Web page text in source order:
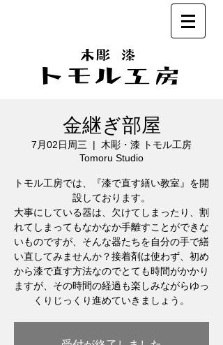
金継ぎ部屋
7月02日周三
  |
木彫・漆 トモル工房
Tomoru Studio
トモル工房では、『漆で直す繕い教室』を開
設しております。
大事にしている器は、欠けてしまったり、割
れてしまってもなかなか手離すことができな
いものですが、そんな器たちを自分の手で繕
い直してみませんか？接着剤は使わず、初め
から漆で直す方法なのでとても時間がかかり
ますが、その時間の経過も楽しみながらゆっ
くりじっくり進めていきましょう。